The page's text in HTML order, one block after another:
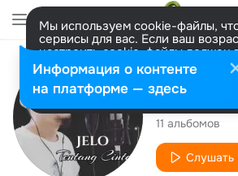
Мы используем cookie-файлы,
сервисы для вас. Если ваш
настроить cookie-файлы должен
представитель. Больше
Разрешить все Настроить
Jelo
11 альбомов
Слушать
Информация о контенте
на платформе — здесь